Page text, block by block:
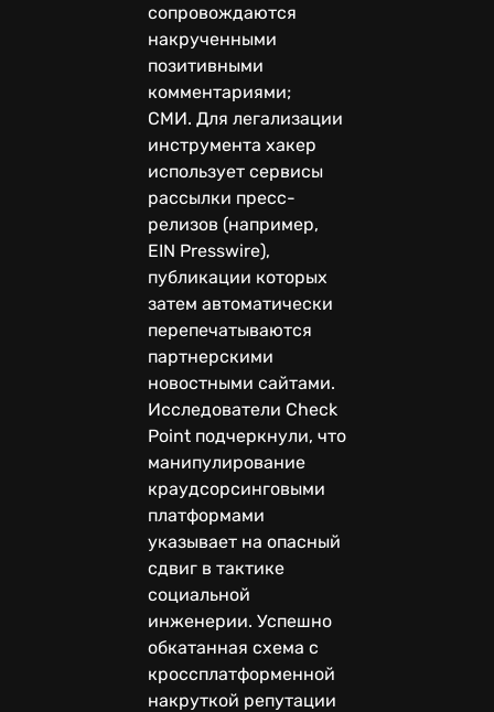
сопровождаются
накрученными
позитивными
комментариями;
СМИ. Для легализации
инструмента хакер
использует сервисы
рассылки пресс-
релизов (например,
EIN Presswire),
публикации которых
затем автоматически
перепечатываются
партнерскими
новостными сайтами.
Исследователи Check
Point подчеркнули, что
манипулирование
краудсорсинговыми
платформами
указывает на опасный
сдвиг в тактике
социальной
инженерии. Успешно
обкатанная схема с
кроссплатформенной
накруткой репутации